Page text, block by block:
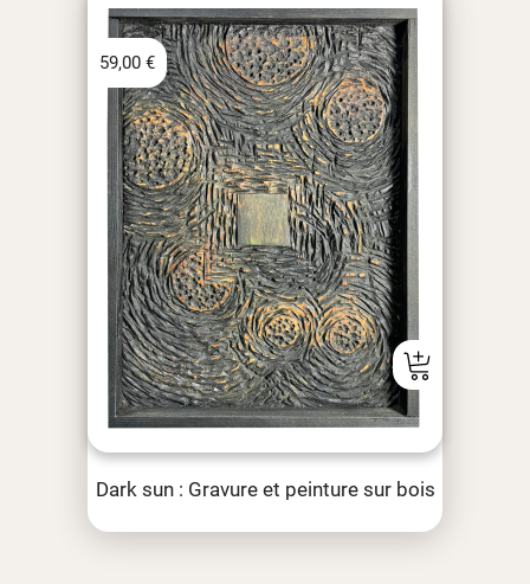
Dark sun : Gravure et peinture sur bois
59,00 €